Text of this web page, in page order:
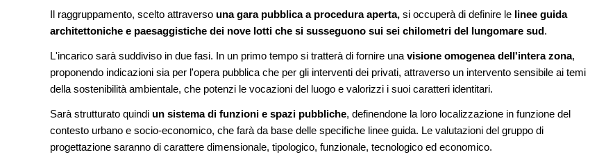
Il raggruppamento, scelto attraverso una gara pubblica a procedura aperta, si occuperà di definire le linee guida
architettoniche e paesaggistiche dei nove lotti che si susseguono sui sei chilometri del lungomare sud.
L'incarico sarà suddiviso in due fasi. In un primo tempo si tratterà di fornire una visione omogenea dell'intera zona,
proponendo indicazioni sia per l'opera pubblica che per gli interventi dei privati, attraverso un intervento sensibile ai temi
della sostenibilità ambientale, che potenzi le vocazioni del luogo e valorizzi i suoi caratteri identitari.
Sarà strutturato quindi un sistema di funzioni e spazi pubbliche, definendone la loro localizzazione in funzione del
contesto urbano e socio-economico, che farà da base delle specifiche linee guida. Le valutazioni del gruppo di
progettazione saranno di carattere dimensionale, tipologico, funzionale, tecnologico ed economico.
Il decreto infrastrutture è legge, le novità
Soprintendenza speciale
09
CONCORSI
prodotto innovativo di design
EVENTI
appuntamenti tra Palermo, Verona e
Venezia
Un masterplan per il futuro di Lariofiere,